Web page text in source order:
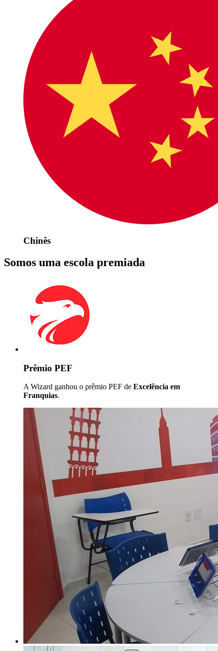
Chinês
Somos uma escola premiada
Prêmio PEF
A Wizard ganhou o prêmio PEF de Excelência em
Franquias.